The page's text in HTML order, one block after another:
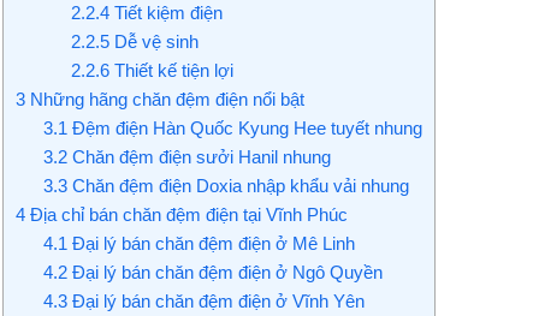
2.2.4Tiết kiệm điện
2.2.5Dễ vệ sinh
2.2.6Thiết kế tiện lợi
3 Những hãng chăn đệm điện nổi bật
3.1 Đệm điện Hàn Quốc Kyung Hee tuyết nhung
3.2Chăn đệm điện sưởi Hanil nhung
3.3Chăn đệm điện Doxia nhập khẩu vải nhung
4 Địa chỉ bán chăn đệm điện tại Vĩnh Phúc
4.1 Đại lý bán chăn đệm điện ở Mê Linh
4.2Đại lý bán chăn đệm điện ở Ngô Quyền
4.3Đại lý bán chăn đệm điện ở Vĩnh Yên